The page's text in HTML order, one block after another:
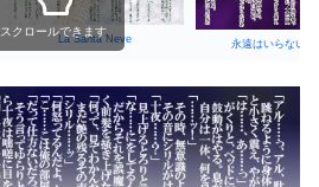
La Santa Neve 永遠はいらない−
スクロールできます